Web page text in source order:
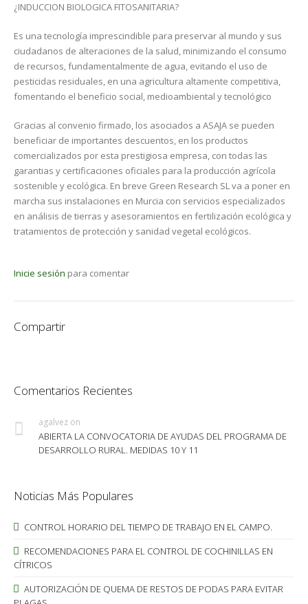
¿INDUCCION BIOLOGICA FITOSANITARIA?
Es una tecnología imprescindible para preservar al mundo y sus
ciudadanos de alteraciones de la salud, minimizando el consumo
de recursos, fundamentalmente de agua, evitando el uso de
pesticidas residuales, en una agricultura altamente competitiva,
fomentando el beneficio social, medioambiental y tecnológico
Gracias al convenio firmado, los asociados a ASAJA se pueden
beneficiar de importantes descuentos, en los productos
comercializados por esta prestigiosa empresa, con todas las
garantias y certificaciones oficiales para la producción agrícola
sostenible y ecológica. En breve Green Research SL va a poner en
marcha sus instalaciones en Murcia con servicios especializados
en análisis de tierras y asesoramientos en fertilización ecológica y
tratamientos de protección y sanidad vegetal ecológicos.
Inicie sesión para comentar
Compartir
Comentarios Recientes
agalvez on
ABIERTA LA CONVOCATORIA DE AYUDAS DEL PROGRAMA DE
DESARROLLO RURAL. MEDIDAS 10 Y 11
Noticias Más Populares
CONTROL HORARIO DEL TIEMPO DE TRABAJO EN EL CAMPO.
RECOMENDACIONES PARA EL CONTROL DE COCHINILLAS EN
CÍTRICOS
AUTORIZACIÓN DE QUEMA DE RESTOS DE PODAS PARA EVITAR